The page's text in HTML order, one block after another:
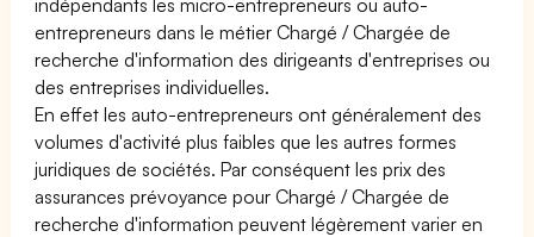
entrepreneurs dans le métier Chargé / Chargée de
recherche d'information des dirigeants d'entreprises ou
des entreprises individuelles.
En effet les auto-entrepreneurs ont généralement des
volumes d'activité plus faibles que les autres formes
juridiques de sociétés. Par conséquent les prix des
assurances prévoyance pour Chargé / Chargée de
recherche d'information peuvent légèrement varier en